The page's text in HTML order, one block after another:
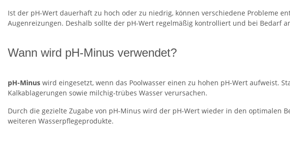
Ist der pH-Wert dauerhaft zu hoch oder zu niedrig, können verschiedene Probleme
Augenreizungen. Deshalb sollte der pH-Wert regelmäßig kontrolliert und bei Bedarf
Wann wird pH-Minus verwendet?
pH-Minus wird eingesetzt, wenn das Poolwasser einen zu hohen pH-Wert aufweist.
Kalkablagerungen sowie milchig-trübes Wasser verursachen.
Durch die gezielte Zugabe von pH-Minus wird der pH-Wert wieder in den optimalen
weiteren Wasserpflegeprodukte.